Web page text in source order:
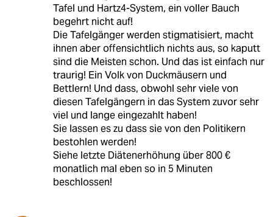
Tafel und Hartz4-System, ein voller Bauch
begehrt nicht auf!
Die Tafelgänger werden stigmatisiert, macht
ihnen aber offensichtlich nichts aus, so kaputt
sind die Meisten schon. Und das ist einfach nur
traurig! Ein Volk von Duckmäusern und
Bettlern! Und dass, obwohl sehr viele von
diesen Tafelgängern in das System zuvor sehr
viel und lange eingezahlt haben!
Sie lassen es zu dass sie von den Politikern
bestohlen werden!
Siehe letzte Diätenerhöhung über 800 €
monatlich mal eben so in 5 Minuten
beschlossen!